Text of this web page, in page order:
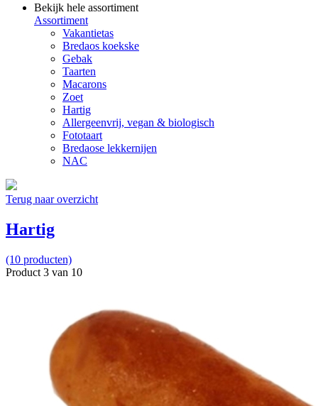
Bekijk hele assortiment
Assortiment
Vakantietas
Bredaos koekske
Gebak
Taarten
Macarons
Zoet
Hartig
Allergeenvrij, vegan & biologisch
Fototaart
Bredaose lekkernijen
NAC
Terug naar overzicht
Hartig
(10 producten)
Product 3 van 10